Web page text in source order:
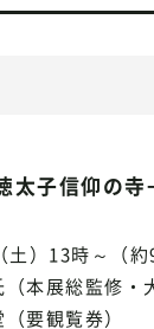
太子信仰の寺−
土）13時～（約
本展総監修・
要観覧券）